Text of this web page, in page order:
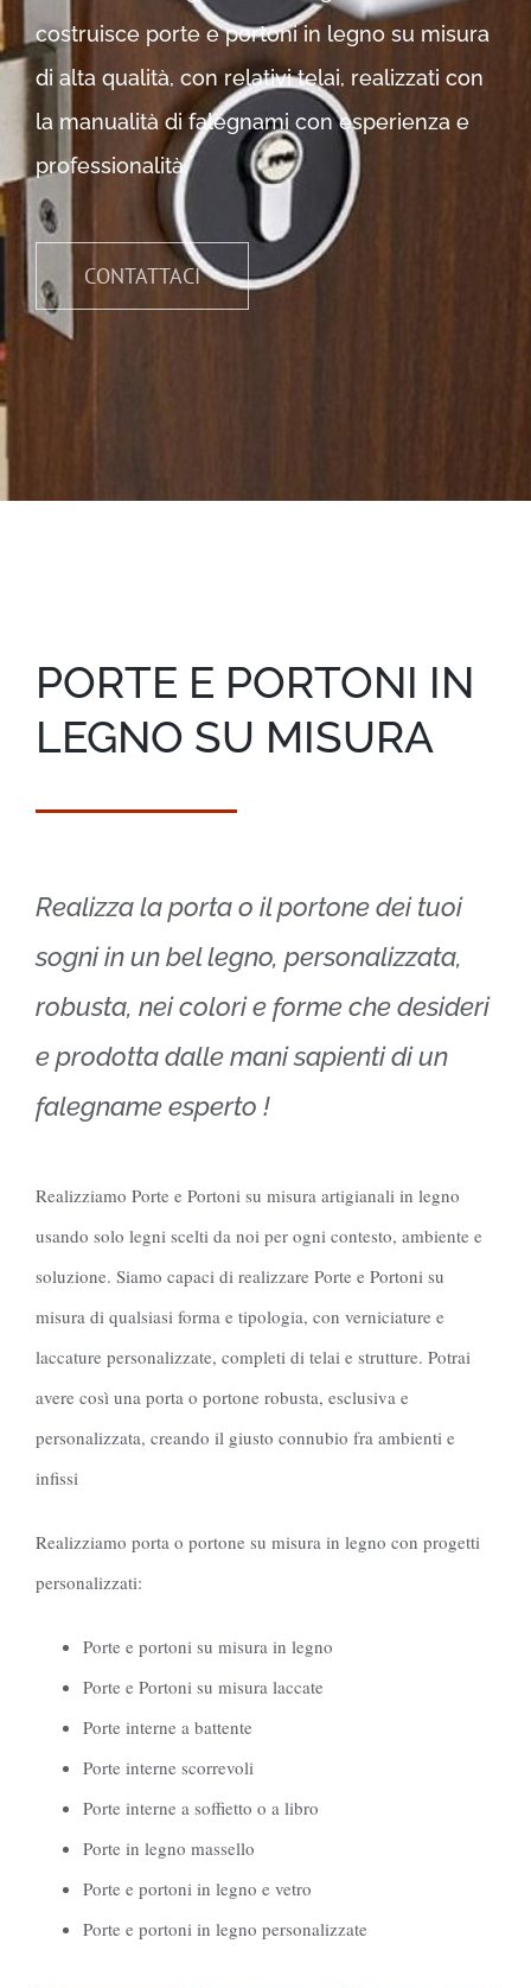
costruisce porte e portoni in legno su misura
di alta qualità, con relativi telai, realizzati con
la manualità di falegnami con esperienza e
professionalità.
CONTATTACI
PORTE E PORTONI IN
LEGNO SU MISURA
Realizza la porta o il portone dei tuoi
sogni in un bel legno, personalizzata,
robusta, nei colori e forme che desideri
e prodotta dalle mani sapienti di un
falegname esperto !
Realizziamo Porte e Portoni su misura artigianali in legno
usando solo legni scelti da noi per ogni contesto, ambiente e
soluzione. Siamo capaci di realizzare Porte e Portoni su
misura di qualsiasi forma e tipologia, con verniciature e
laccature personalizzate, completi di telai e strutture. Potrai
avere così una porta o portone robusta, esclusiva e
personalizzata, creando il giusto connubio fra ambienti e
infissi
Realizziamo porta o portone su misura in legno con progetti
personalizzati:
Porte e portoni su misura in legno
Porte e Portoni su misura laccate
Porte interne a battente
Porte interne scorrevoli
Porte interne a soffietto o a libro
Porte in legno massello
Porte e portoni in legno e vetro
Porte e portoni in legno personalizzate